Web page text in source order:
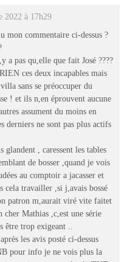
2022 à 17h29
mon commentaire ci-dessus ?
pas qu,elle que fait José ????
ces deux incapables mais
sans se préoccuper du
! et ils n,en éprouvent aucune
assument du moins en
derniers ne sont pas plus actifs
, caressent les tables
de bosser ,quand je vois
au comptoir a jacasser et
cela travailler ,si j,avais bossé
patron m,aurait viré vite faitet
Mathias ,c,est une série
être trop exigeant ..
les avis posté ci-dessus
pour info je ne vois plus la